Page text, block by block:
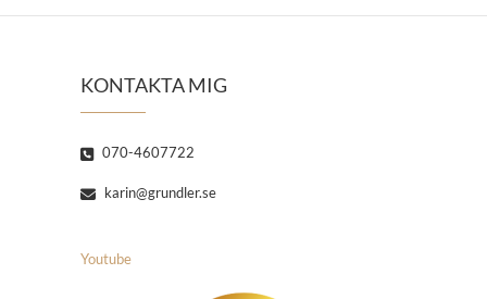
KONTAKTA MIG
070-4607722
karin@grundler.se
Youtube